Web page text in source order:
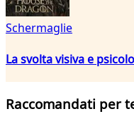
Schermaglie
La svolta visiva e
Raccomandati per